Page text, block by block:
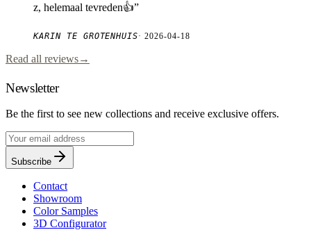
z, helemaal tevreden👍”
KARIN TE GROTENHUIS·2026-04-18
Read all reviews→
Newsletter
Be the first to see new collections and receive exclusive offers.
Subscribe
Contact
Showroom
Color Samples
3D Configurator